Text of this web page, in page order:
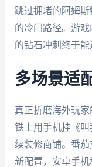
跳过拥堵的阿姆
的冷门路径。游戏
的钻石冲刺终于能
多场景适
真正折磨海外玩
铁上用手机挂《
续装修商铺。番
新配置，安卓手机